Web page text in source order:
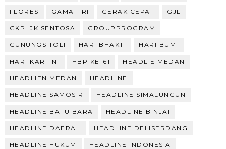
FLORES GAMAT-RI GERAK CEPAT GJL
GKPI JK SENTOSA GROUPPROGRAM
GUNUNGSITOLI HARI BHAKTI HARI BUMI
HARI KARTINI HBP KE-61 HEADLIE MEDAN
HEADLIEN MEDAN HEADLINE
HEADLINE SAMOSIR HEADLINE SIMALUNGUN
HEADLINE BATU BARA HEADLINE BINJAI
HEADLINE DAERAH HEADLINE DELISERDANG
HEADLINE HUKUM HEADLINE INDONESIA